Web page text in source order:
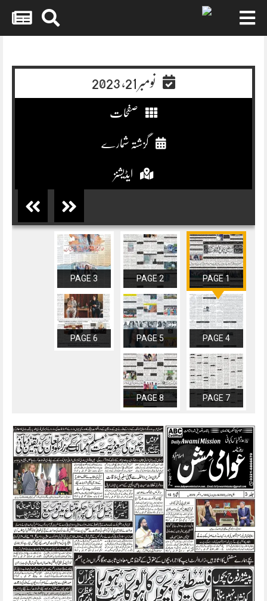
نومبر 21, 2023
صفحات
گزشتہ شمارے
ایڈیشنز
PAGE 1
PAGE 2
PAGE 3
PAGE 4
PAGE 5
PAGE 6
PAGE 7
PAGE 8